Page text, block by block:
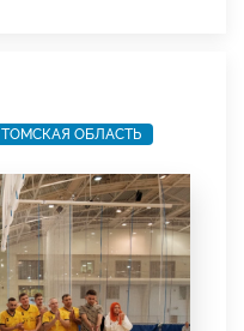
ТОМСКАЯ ОБЛАСТЬ